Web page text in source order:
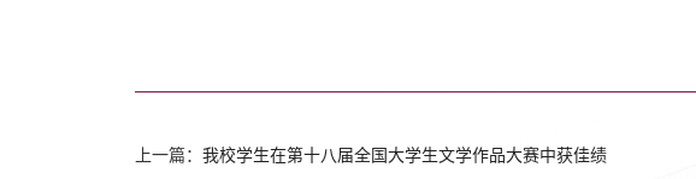
上一篇： 我校学生在第十八届全国大学生文学作品大赛中获佳绩